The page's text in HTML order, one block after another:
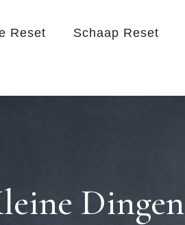
Reset Schaap Reset
Dingen